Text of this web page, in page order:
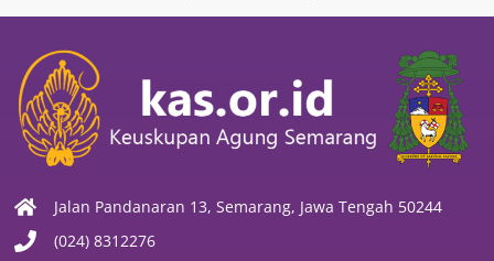
Jalan Pandanaran 13, Semarang, Jawa Tengah 50244
(024) 8312276